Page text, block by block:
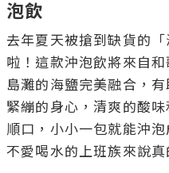
泡飲
去年夏天被搶到缺貨的
啦！這款沖泡飲將來自
島灘的海鹽完美融合，
緊繃的身心，清爽的酸
順口，小小一包就能沖
不愛喝水的上班族來說真